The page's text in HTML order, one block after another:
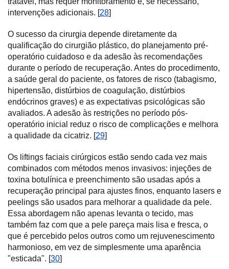
intervenções adicionais. [28]
O sucesso da cirurgia depende diretamente da
qualificação do cirurgião plástico, do planejamento pré-
operatório cuidadoso e da adesão às recomendações
durante o período de recuperação. Antes do procedimento,
a saúde geral do paciente, os fatores de risco (tabagismo,
hipertensão, distúrbios de coagulação, distúrbios
endócrinos graves) e as expectativas psicológicas são
avaliados. A adesão às restrições no período pós-
operatório inicial reduz o risco de complicações e melhora
a qualidade da cicatriz. [29]
Os liftings faciais cirúrgicos estão sendo cada vez mais
combinados com métodos menos invasivos: injeções de
toxina botulínica e preenchimento são usadas após a
recuperação principal para ajustes finos, enquanto lasers e
peelings são usados para melhorar a qualidade da pele.
Essa abordagem não apenas levanta o tecido, mas
também faz com que a pele pareça mais lisa e fresca, o
que é percebido pelos outros como um rejuvenescimento
harmonioso, em vez de simplesmente uma aparência
"esticada". [30]